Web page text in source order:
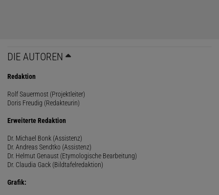
DIE AUTOREN
Redaktion
Rolf Sauermost (Projektleiter)
Doris Freudig (Redakteurin)
Erweiterte Redaktion
Dr. Michael Bonk (Assistenz)
Dr. Andreas Sendtko (Assistenz)
Dr. Helmut Genaust (Etymologische Bearbeitung)
Dr. Claudia Gack (Bildtafelredaktion)
Grafik: